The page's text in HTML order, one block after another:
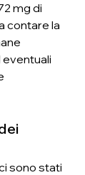
mg di
contare la
eventuali
sono stati